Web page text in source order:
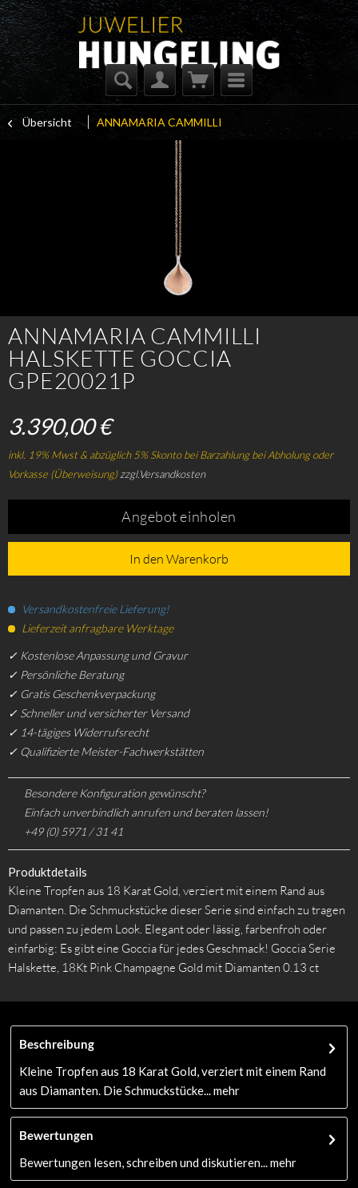
Übersicht ANNAMARIA CAMMILLI
ANNAMARIA CAMMILLI
HALSKETTE GOCCIA
GPE20021P
3.390,00 €
inkl. 19% Mwst & abzüglich 5% Skonto bei Barzahlung bei Abholung oder
Vorkasse (Überweisung)zzgl.Versandkosten
Angebot einholen
In den Warenkorb
Versandkostenfreie Lieferung!
Lieferzeit anfragbare Werktage
✓ Kostenlose Anpassung und Gravur
✓ Persönliche Beratung
✓ Gratis Geschenkverpackung
✓ Schneller und versicherter Versand
✓ 14-tägiges Widerrufsrecht
✓ Qualifizierte Meister-Fachwerkstätten
Besondere Konfiguration gewünscht?
Einfach unverbindlich anrufen und beraten lassen!
+49 (0) 5971 / 31 41
Produktdetails
Kleine Tropfen aus 18 Karat Gold, verziert mit einem Rand aus
Diamanten. Die Schmuckstücke dieser Serie sind einfach zu tragen
und passen zu jedem Look. Elegant oder lässig, farbenfroh oder
einfarbig: Es gibt eine Goccia für jedes Geschmack! Goccia Serie
Halskette, 18Kt Pink Champagne Gold mit Diamanten 0.13 ct
Beschreibung
Kleine Tropfen aus 18 Karat Gold, verziert mit einem Rand
aus Diamanten. Die Schmuckstücke...
mehr
Bewertungen
Bewertungen lesen, schreiben und diskutieren...
mehr